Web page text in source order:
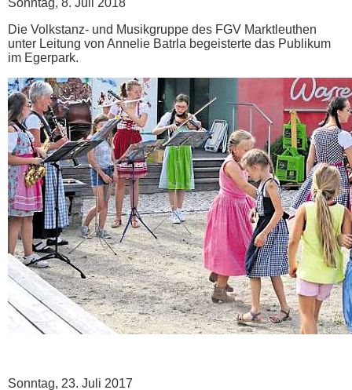
Sonntag, 8. Juli 2018
Die Volkstanz- und Musikgruppe des FGV Marktleuthen
unter Leitung von Annelie Batrla begeisterte das Publikum
im Egerpark.
Sonntag, 23. Juli 2017